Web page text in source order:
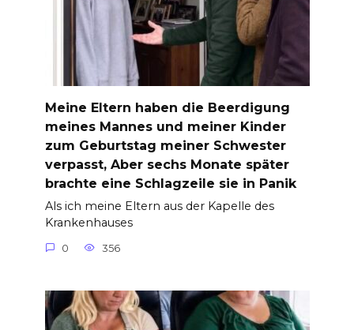
Meine Eltern haben die Beerdigung
meines Mannes und meiner Kinder
zum Geburtstag meiner Schwester
verpasst, Aber sechs Monate später
brachte eine Schlagzeile sie in Panik
Als ich meine Eltern aus der Kapelle des
Krankenhauses
0 356